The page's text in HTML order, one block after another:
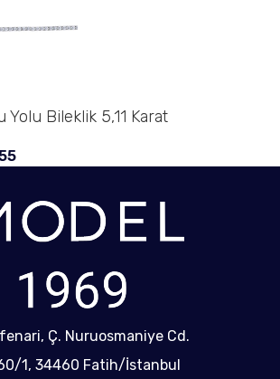
Yolu Bileklik 5,11 Karat
Ç. Nuruosmaniye Cd.
1, 34460 Fatih/İstanbul